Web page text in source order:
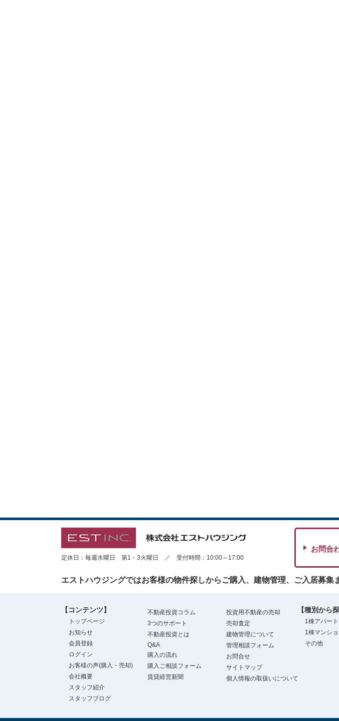
定休日：毎週水曜日 第1・3火曜日 ／ 受付時間：10:00～17:00
お問合
エストハウジングではお客様の物件探しからご購入、建物管理、ご入居募集
【コンテンツ】
トップページ
お知らせ
会員登録
ログイン
お客様の声(購入・売却)
会社概要
スタッフ紹介
スタッフブログ
不動産投資コラム
3つのサポート
不動産投資とは
Q&A
購入の流れ
購入ご相談フォーム
賃貸経営新聞
投資用不動産の売却
売却査定
建物管理について
管理相談フォーム
お問合せ
サイトマップ
個人情報の取扱いについて
【種別から探
1棟アパート
1棟マンシ
その他